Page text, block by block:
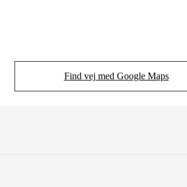
Find vej med Google Maps
(Opens in new tab)